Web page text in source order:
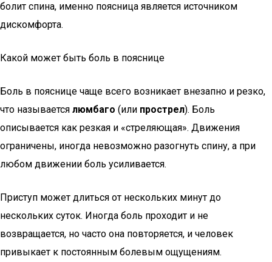
болит спина, именно поясница является источником
дискомфорта.
Какой может быть боль в пояснице
Боль в пояснице чаще всего возникает внезапно и резко,
что называется люмбаго (или прострел). Боль
описывается как резкая и «стреляющая». Движения
ограничены, иногда невозможно разогнуть спину, а при
любом движении боль усиливается.
Приступ может длиться от нескольких минут до
нескольких суток. Иногда боль проходит и не
возвращается, но часто она повторяется, и человек
привыкает к постоянным болевым ощущениям.